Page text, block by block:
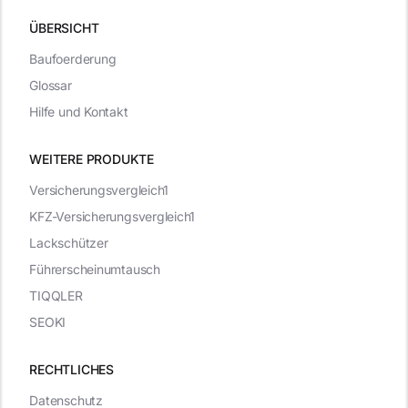
ÜBERSICHT
WEITERE PRODUKTE
Versicherungsvergleich1
KFZ-Versicherungsvergleich1
Lackschützer
Führerscheinumtausch
TIQQLER
SEOKI
RECHTLICHES
Datenschutz
Baufoerderung
Glossar
Hilfe und Kontakt